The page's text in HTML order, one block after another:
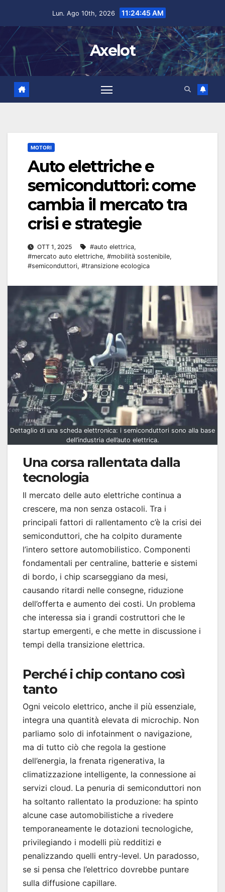
Lun. Ago 10th, 2026 11:24:46 AM
Axelot
MOTORI
Auto elettriche e
semiconduttori: come
cambia il mercato tra
crisi e strategie
OTT 1, 2025 #auto elettrica,
#mercato auto elettriche, #mobilità sostenibile,
#semiconduttori, #transizione ecologica
Dettaglio di una scheda elettronica: i semiconduttori sono alla base
dell’industria dell’auto elettrica.
Una corsa rallentata dalla
tecnologia
Il mercato delle auto elettriche continua a
crescere, ma non senza ostacoli. Tra i
principali fattori di rallentamento c’è la crisi dei
semiconduttori, che ha colpito duramente
l’intero settore automobilistico. Componenti
fondamentali per centraline, batterie e sistemi
di bordo, i chip scarseggiano da mesi,
causando ritardi nelle consegne, riduzione
dell’offerta e aumento dei costi. Un problema
che interessa sia i grandi costruttori che le
startup emergenti, e che mette in discussione i
tempi della transizione elettrica.
Perché i chip contano così
tanto
Ogni veicolo elettrico, anche il più essenziale,
integra una quantità elevata di microchip. Non
parliamo solo di infotainment o navigazione,
ma di tutto ciò che regola la gestione
dell’energia, la frenata rigenerativa, la
climatizzazione intelligente, la connessione ai
servizi cloud. La penuria di semiconduttori non
ha soltanto rallentato la produzione: ha spinto
alcune case automobilistiche a rivedere
temporaneamente le dotazioni tecnologiche,
privilegiando i modelli più redditizi e
penalizzando quelli entry-level. Un paradosso,
se si pensa che l’elettrico dovrebbe puntare
sulla diffusione capillare.